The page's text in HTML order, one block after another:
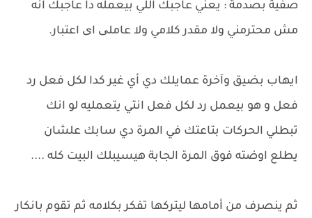
صفية بصدمة : يعني عاجبك اللي بيعمله دا عاجبك انه
مش محترمني ولا مقدر كلامي ولا عاملی ای اعتبار.
ايهاب بضيق وآخرة عمايلك دي أي غير كدا لكل فعل رد
فعل و هو بيعمل رد لكل فعل انتي يتعمليه لو انك
تبطلي الحركات بتاعتك في المرة دي سابك علشان
يطلع اوضته فوق المرة الجابة هيسيبلك البيت كله ....
ثم ينصرف من أمامها ليتركها تفكر بكلامه ثم تقوم بانكار